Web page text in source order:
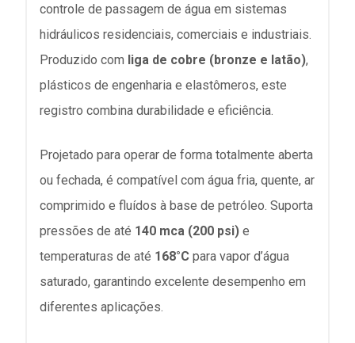
controle de passagem de água em sistemas
hidráulicos residenciais, comerciais e industriais.
Produzido com liga de cobre (bronze e latão),
plásticos de engenharia e elastômeros, este
registro combina durabilidade e eficiência.
Projetado para operar de forma totalmente aberta
ou fechada, é compatível com água fria, quente, ar
comprimido e fluídos à base de petróleo. Suporta
pressões de até 140 mca (200 psi) e
temperaturas de até 168°C para vapor d’água
saturado, garantindo excelente desempenho em
diferentes aplicações.